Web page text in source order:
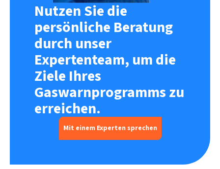
Nutzen Sie die
persönliche Beratung
durch unser
Expertenteam, um die
Ziele Ihres
Gaswarnprogramms zu
erreichen.
Mit einem Experten sprechen